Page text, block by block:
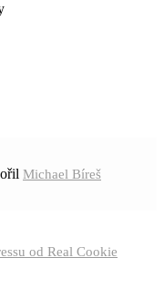
Michael Bíreš
od Real Cookie